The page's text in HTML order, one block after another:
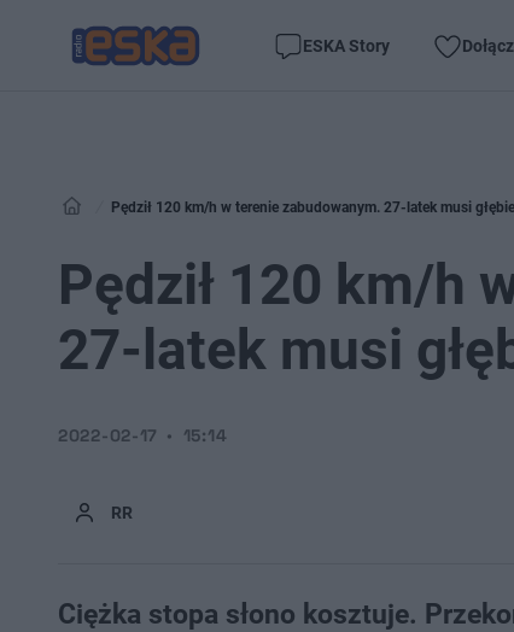
ESKA Story Dołącz
Pędził 120 km/h w terenie zabudowanym. 27-latek musi
Pędził 120 km/h
27-latek musi
RR
2022-02-17 15:14
Ciężka stopa słono kosztuje.